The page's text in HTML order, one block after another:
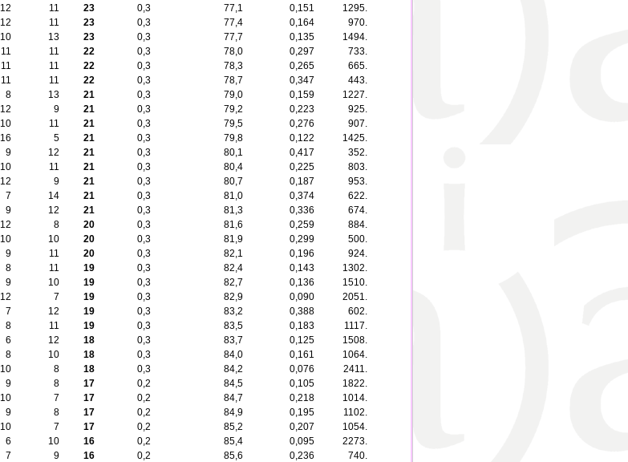
12 11 23 0,3 77,1 0,151
1295.
12 11 23 0,3 77,4 0,164
970.
10 13 23 0,3 77,7 0,135
1494.
11 11 22 0,3 78,0 0,297
733.
11 11 22 0,3 78,3 0,265
665.
11 11 22 0,3 78,7 0,347
443.
8 13 21 0,3 79,0 0,159
1227.
12 9 21 0,3 79,2 0,223
925.
10 11 21 0,3 79,5 0,276
907.
16 5 21 0,3 79,8 0,122
1425.
9 12 21 0,3 80,1 0,417
352.
10 11 21 0,3 80,4 0,225
803.
12 9 21 0,3 80,7 0,187
953.
7 14 21 0,3 81,0 0,374
622.
9 12 21 0,3 81,3 0,336
674.
12 8 20 0,3 81,6 0,259
884.
10 10 20 0,3 81,9 0,299
500.
9 11 20 0,3 82,1 0,196
924.
8 11 19 0,3 82,4 0,143
1302.
9 10 19 0,3 82,7 0,136
1510.
12 7 19 0,3 82,9 0,090
2051.
7 12 19 0,3 83,2 0,388
602.
8 11 19 0,3 83,5 0,183
1117.
6 12 18 0,3 83,7 0,125
1508.
8 10 18 0,3 84,0 0,161
1064.
10 8 18 0,3 84,2 0,076
2411.
9 8 17 0,2 84,5 0,105
1822.
10 7 17 0,2 84,7 0,218
1014.
9 8 17 0,2 84,9 0,195
1102.
10 7 17 0,2 85,2 0,207
1054.
6 10 16 0,2 85,4 0,095
2273.
7 9 16 0,2 85,6 0,236
740.